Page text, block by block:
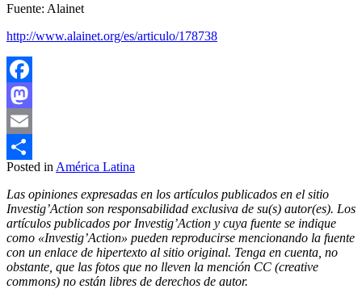
Fuente: Alainet
http://www.alainet.org/es/articulo/178738
Facebook
Mastodon
Email
Compartir
Posted in América Latina
Las opiniones expresadas en los artículos publicados en el sitio
Investig’Action son responsabilidad exclusiva de su(s) autor(es). Los
artículos publicados por Investig’Action y cuya fuente se indique
como «Investig’Action» pueden reproducirse mencionando la fuente
con un enlace de hipertexto al sitio original. Tenga en cuenta, no
obstante, que las fotos que no lleven la mención CC (creative
commons) no están libres de derechos de autor.